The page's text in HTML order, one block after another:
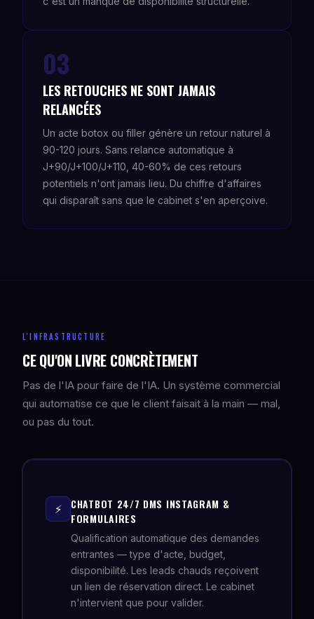
03
LES RETOUCHES NE SONT JAMAIS
RELANCÉES
Un acte botox ou filler génère un retour naturel à
90-120 jours. Sans relance automatique à
J+90/J+100/J+110, 40-60% de ces retours
potentiels n'ont jamais lieu. Du chiffre d'affaires
qui disparaît sans que le cabinet s'en aperçoive.
L'INFRASTRUCTURE
CE QU'ON LIVRE CONCRÈTEMENT
Pas de l'IA pour faire de l'IA. Un système commercial
qui automatise ce que le client faisait à la main — mal,
ou pas du tout.
⚡
CHATBOT 24/7 DMS INSTAGRAM &
FORMULAIRES
Qualification automatique des demandes
entrantes — type d'acte, budget,
disponibilité. Les leads chauds reçoivent
un lien de réservation direct. Le cabinet
n'intervient que pour valider.